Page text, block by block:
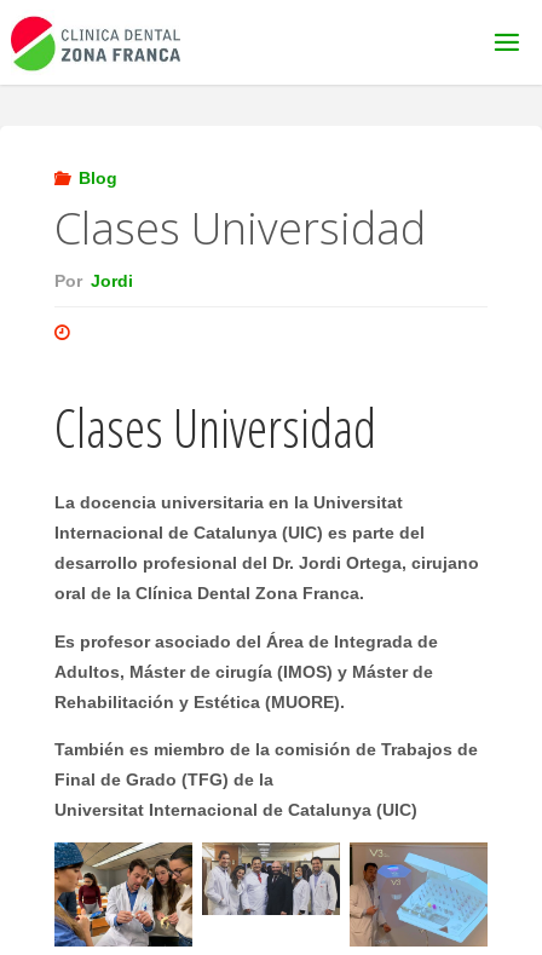
Saltar
al
contenido
Blog
Clases Universidad
Por Jordi
Clases Universidad
La docencia universitaria en la Universitat
Internacional de Catalunya (UIC) es parte del
desarrollo profesional del Dr. Jordi Ortega, cirujano
oral de la Clínica Dental Zona Franca.
Es profesor asociado del Área de Integrada de
Adultos, Máster de cirugía (IMOS) y Máster de
Rehabilitación y Estética (MUORE).
También es miembro de la comisión de Trabajos de
Final de Grado (TFG) de la
Universitat Internacional de Catalunya (UIC)